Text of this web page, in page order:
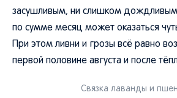
засушливым, ни слишком
по сумме месяц может оказаться
При этом ливни и грозы всё равно
первой половине августа и после
Связка лаванды и